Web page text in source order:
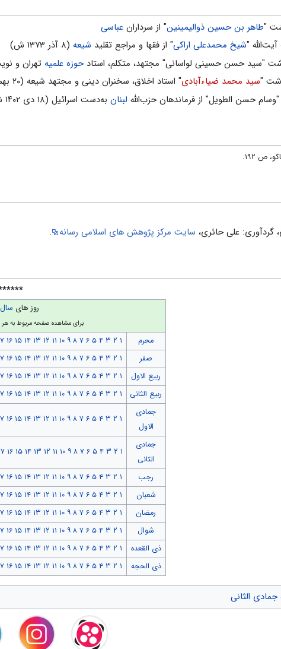
طاهر بن حسین ذوالیمینین" از سرداران عباسی
شیخ محمدعلی اراکی" از فقها و مراجع تقلید شیعه(۸ آذر ۱۳۷۳ ش)
حوزه علمیهتهران و نویسنده
سید محمد ضیاءآبادی" استاد اخلاق، سخنران دینی و مجتهد شیعه (۲۰ بهمن ۱۳۹۹ ش)
لبنانبه‌دست اسرائیل (۱۸ دی ۱۴۰۲ ش)
ص ۱۹۲.
گردآورى: على حائرى، سایت مركز پژوهش هاى اسلامى رسانه .
روز های
برای مشاهده صفحه مربوط به هر
محرم ۱ ۲ ۳ ۴ ۵ ۶ ۷ ۸ ۹ ۱۰ ۱۱ ۱۲ ۱۳ ۱۴ ۱۵ ۱۶
صفر
۱ ۲ ۳ ۴ ۵ ۶ ۷ ۸ ۹ ۱۰ ۱۱ ۱۲ ۱۳ ۱۴ ۱۵ ۱۶
ربیع الاول
۱ ۲ ۳ ۴ ۵ ۶ ۷ ۸ ۹ ۱۰ ۱۱ ۱۲ ۱۳ ۱۴ ۱۵ ۱۶
ربیع الثانی
۱ ۲ ۳ ۴ ۵ ۶ ۷ ۸ ۹ ۱۰ ۱۱ ۱۲ ۱۳ ۱۴ ۱۵ ۱۶
جمادی
الاول
۱ ۲ ۳ ۴ ۵ ۶ ۷ ۸ ۹ ۱۰ ۱۱ ۱۲ ۱۳ ۱۴ ۱۵ ۱۶
جمادی
الثانی
۱ ۲ ۳ ۴ ۵ ۶ ۷ ۸ ۹ ۱۰ ۱۱ ۱۲ ۱۳ ۱۴ ۱۵ ۱۶
رجب ۱ ۲ ۳ ۴ ۵ ۶ ۷ ۸ ۹ ۱۰ ۱۱ ۱۲ ۱۳ ۱۴ ۱۵ ۱۶
شعبان
۱ ۲ ۳ ۴ ۵ ۶ ۷ ۸ ۹ ۱۰ ۱۱ ۱۲ ۱۳ ۱۴ ۱۵ ۱۶
رمضان
۱ ۲ ۳ ۴ ۵ ۶ ۷ ۸ ۹ ۱۰ ۱۱ ۱۲ ۱۳ ۱۴ ۱۵ ۱۶
شوال
۱ ۲ ۳ ۴ ۵ ۶ ۷ ۸ ۹ ۱۰ ۱۱ ۱۲ ۱۳ ۱۴ ۱۵ ۱۶
ذی القعده
۱ ۲ ۳ ۴ ۵ ۶ ۷ ۸ ۹ ۱۰ ۱۱ ۱۲ ۱۳ ۱۴ ۱۵ ۱۶
ذی الحجه
۱ ۲ ۳ ۴ ۵ ۶ ۷ ۸ ۹ ۱۰ ۱۱ ۱۲ ۱۳ ۱۴ ۱۵ ۱۶
الثانی